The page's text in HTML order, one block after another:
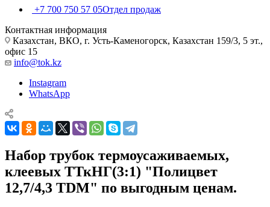
+7 700 750 57 05Отдел продаж
Контактная информация
Казахстан, ВКО, г. Усть-Каменогорск, Казахстан 159/3, 5 эт.,
офис 15
info@tok.kz
Instagram
WhatsApp
Набор трубок термоусаживаемых,
клеевых ТТкНГ(3:1) "Полицвет
12,7/4,3 TDM" по выгодным ценам.